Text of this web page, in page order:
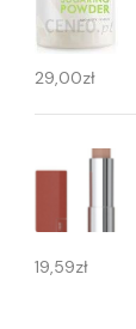
29,00zł
19,59zł